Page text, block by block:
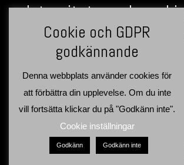
Integritets- och
Denna webbplats använder cookies
förbättra din upplevelse >>
Copyright: Åsele
Cookie och GDPR
godkännande
Denna webbplats använder cookies för
att förbättra din upplevelse. Om du inte
vill fortsätta klickar du på "Godkänn inte".
Cookie inställningar
Godkänn Godkänn inte